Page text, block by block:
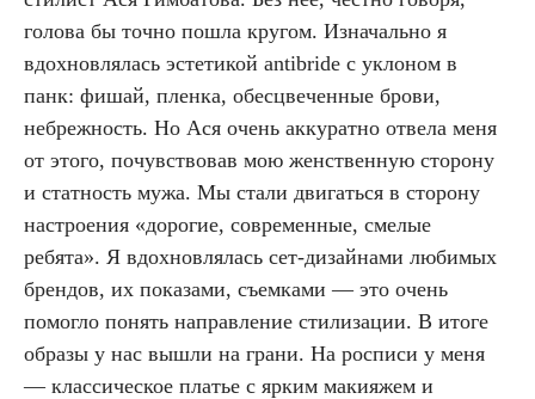
голова бы точно пошла кругом. Изначально я
вдохновлялась эстетикой antibride с уклоном в
панк: фишай, пленка, обесцвеченные брови,
небрежность. Но Ася очень аккуратно отвела меня
от этого, почувствовав мою женственную сторону
и статность мужа. Мы стали двигаться в сторону
настроения «дорогие, современные, смелые
ребята». Я вдохновлялась сет-дизайнами любимых
брендов, их показами, съемками — это очень
помогло понять направление стилизации. В итоге
образы у нас вышли на грани. На росписи у меня
— классическое платье с ярким макияжем и